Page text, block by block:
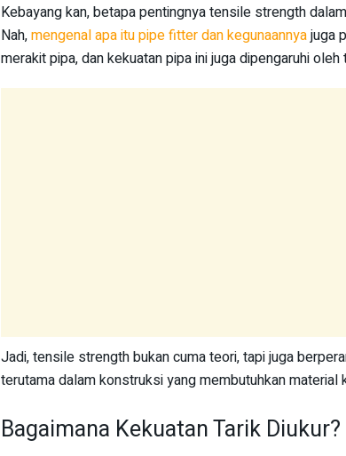
Kebayang kan, betapa pentingnya tensile strength
Nah,mengenal apa itu pipe fitter dan kegunaannyajuga
merakit pipa, dan kekuatan pipa ini juga dipengaruhi
Jadi, tensile strength bukan cuma teori, tapi juga
terutama dalam konstruksi yang membutuhkan material
Bagaimana Kekuatan Tarik Diukur?